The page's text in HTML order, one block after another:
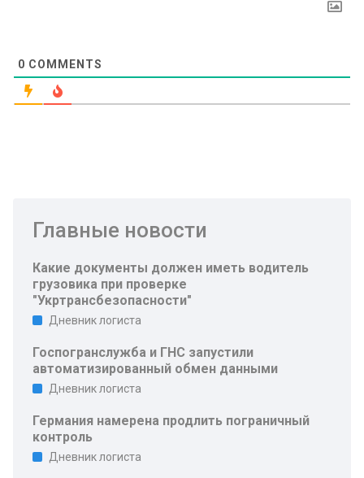
0 COMMENTS
Главные новости
Какие документы должен иметь водитель
грузовика при проверке
"Укртрансбезопасности"
Дневник логиста
Госпогранслужба и ГНС запустили
автоматизированный обмен данными
Дневник логиста
Германия намерена продлить пограничный
контроль
Дневник логиста